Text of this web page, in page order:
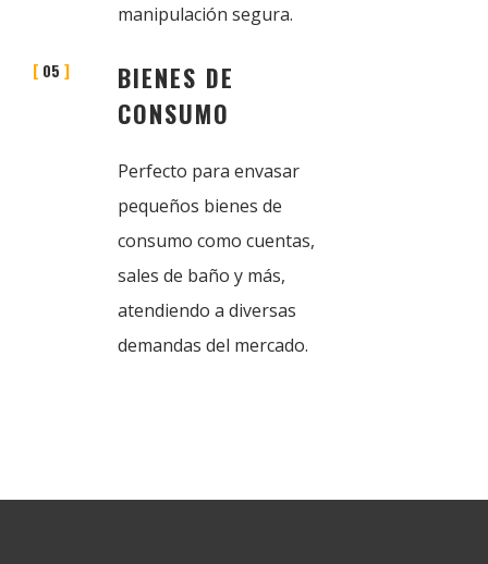
manipulación segura.
05
BIENES DE
CONSUMO
Perfecto para envasar
pequeños bienes de
consumo como cuentas,
sales de baño y más,
atendiendo a diversas
demandas del mercado.